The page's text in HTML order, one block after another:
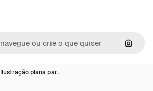
Ilustração plana par…